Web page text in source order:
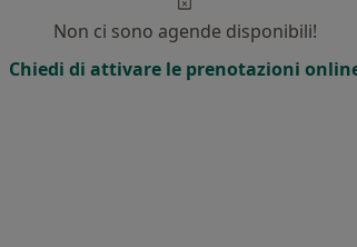
Non ci sono agende disponibili!
Chiedi di attivare le prenotazioni